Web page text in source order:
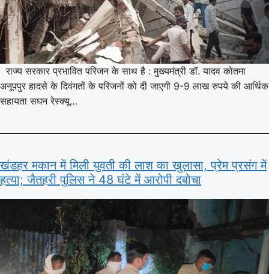
राज्य सरकार प्रभावित परिजन के साथ है : मुख्यमंत्री डॉ. यादव कोतमा
अनूपपुर हादसे के दिवंगतों के परिजनों को दी जाएगी 9-9 लाख रुपये की आर्थिक
सहायता सघन रेस्क्यू…
खंडहर मकान में मिली युवती की लाश का खुलासा, प्रेम प्रसंग में
हत्या; जैतहरी पुलिस ने 48 घंटे में आरोपी दबोचा